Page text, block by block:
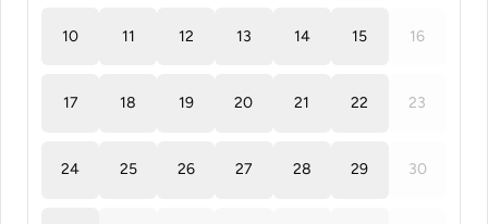
10 11 12 13 14 15 16
17 18 19 20 21 22 23
24 25 26 27 28 29 30